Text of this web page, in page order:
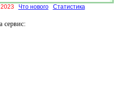
Что нового Статистика
сервис: